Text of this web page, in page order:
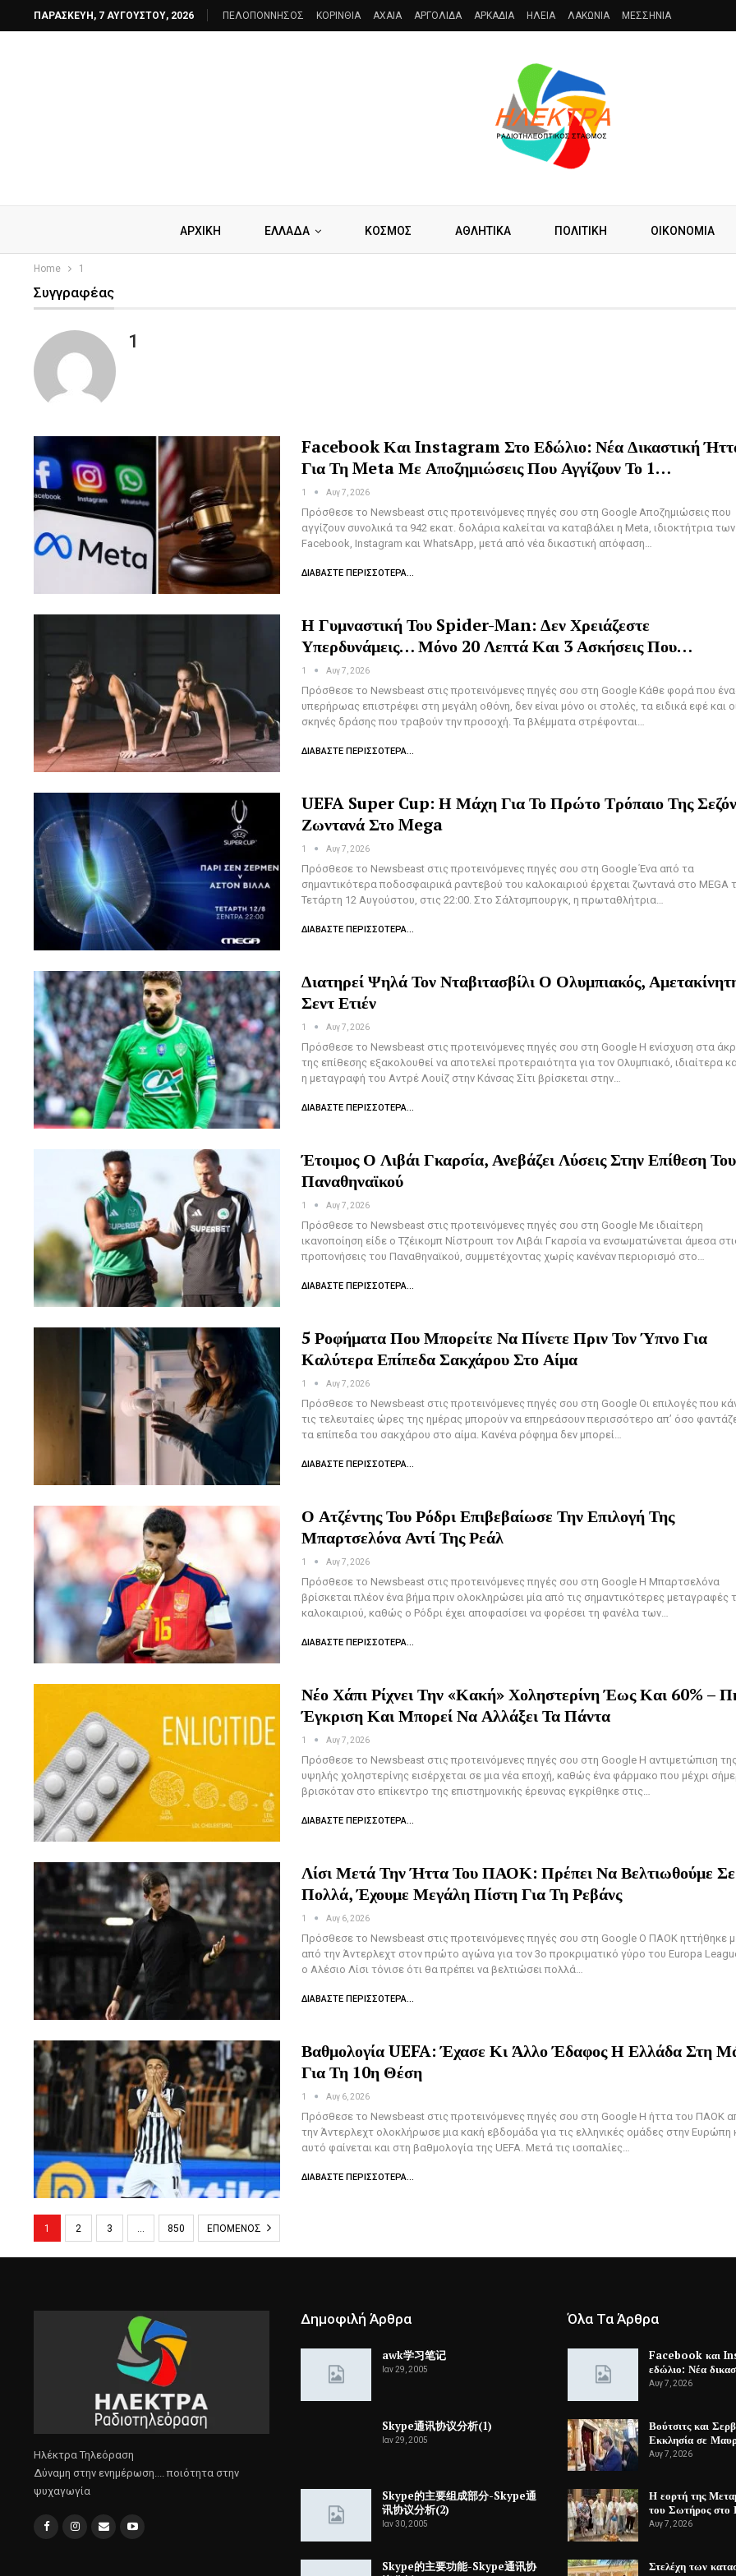
ΠΑΡΑΣΚΕΥΉ, 7 ΑΥΓΟΎΣΤΟΥ, 2026 ΠΕΛΟΠΟΝΝΗΣΟΣ ΚΟΡΙΝΘΙΑ AXAIA ΑΡΓΟΛΙΔΑ ΑΡΚΑΔΙΑ ΗΛΕΙΑ ΛΑΚΩΝΙΑ ΜΕΣΣΗΝΙΑ
ΑΡΧΙΚΗ ΕΛΛΑΔΑ ΚΟΣΜΟΣ ΑΘΛΗΤΙΚΑ ΠΟΛΙΤΙΚΗ ΟΙΚΟΝΟΜΙΑ
Home 1
Συγγραφέας
1
Facebook Και Instagram Στο Εδώλιο: Νέα Δικαστική
Για Τη Meta Με Αποζημιώσεις Που Αγγίζουν Το 1…
1 Αυγ 7, 2026
Πρόσθεσε το Newsbeast στις προτεινόμενες πηγές σου στη Google Αποζημιώσεις που
αγγίζουν συνολικά τα 942 εκατ. δολάρια καλείται να καταβάλει η Meta, ιδιοκτήτρια των
Facebook, Instagram και WhatsApp, μετά από νέα δικαστική απόφαση…
ΔΙΑΒΆΣΤΕ ΠΕΡΙΣΣΌΤΕΡΑ...
Η Γυμναστική Του Spider-Man: Δεν Χρειάζεστε
Υπερδυνάμεις… Μόνο 20 Λεπτά Και 3 Ασκήσεις Που…
1 Αυγ 7, 2026
Πρόσθεσε το Newsbeast στις προτεινόμενες πηγές σου στη Google Κάθε φορά που
υπερήρωας επιστρέφει στη μεγάλη οθόνη, δεν είναι μόνο οι στολές, τα ειδικά εφέ και
σκηνές δράσης που τραβούν την προσοχή. Τα βλέμματα στρέφονται…
ΔΙΑΒΆΣΤΕ ΠΕΡΙΣΣΌΤΕΡΑ...
UEFA Super Cup: Η Μάχη Για Το Πρώτο Τρόπαιο Της Σεζόν
Ζωντανά Στο Mega
1 Αυγ 7, 2026
Πρόσθεσε το Newsbeast στις προτεινόμενες πηγές σου στη Google Ένα από τα
σημαντικότερα ποδοσφαιρικά ραντεβού του καλοκαιριού έρχεται ζωντανά στο MEGA
Τετάρτη 12 Αυγούστου, στις 22:00. Στο Σάλτσμπουργκ, η πρωταθλήτρια…
ΔΙΑΒΆΣΤΕ ΠΕΡΙΣΣΌΤΕΡΑ...
Διατηρεί Ψηλά Τον Νταβιτασβίλι Ο Ολυμπιακός,
Σεντ Ετιέν
1 Αυγ 7, 2026
Πρόσθεσε το Newsbeast στις προτεινόμενες πηγές σου στη Google Η ενίσχυση στα
της επίθεσης εξακολουθεί να αποτελεί προτεραιότητα για τον Ολυμπιακό, ιδιαίτερα
η μεταγραφή του Αντρέ Λουίζ στην Κάνσας Σίτι βρίσκεται στην…
ΔΙΑΒΆΣΤΕ ΠΕΡΙΣΣΌΤΕΡΑ...
Έτοιμος Ο Λιβάι Γκαρσία, Ανεβάζει Λύσεις Στην Επίθεση Του
Παναθηναϊκού
1 Αυγ 7, 2026
Πρόσθεσε το Newsbeast στις προτεινόμενες πηγές σου στη Google Με ιδιαίτερη
ικανοποίηση είδε ο Τζέικομπ Νίστρουπ τον Λιβάι Γκαρσία να ενσωματώνεται άμεσα
προπονήσεις του Παναθηναϊκού, συμμετέχοντας χωρίς κανέναν περιορισμό στο…
ΔΙΑΒΆΣΤΕ ΠΕΡΙΣΣΌΤΕΡΑ...
5 Ροφήματα Που Μπορείτε Να Πίνετε Πριν Τον Ύπνο Για
Καλύτερα Επίπεδα Σακχάρου Στο Αίμα
1 Αυγ 7, 2026
Πρόσθεσε το Newsbeast στις προτεινόμενες πηγές σου στη Google Οι επιλογές που
τις τελευταίες ώρες της ημέρας μπορούν να επηρεάσουν περισσότερο απ’ όσο
τα επίπεδα του σακχάρου στο αίμα. Κανένα ρόφημα δεν μπορεί…
ΔΙΑΒΆΣΤΕ ΠΕΡΙΣΣΌΤΕΡΑ...
Ο Ατζέντης Του Ρόδρι Επιβεβαίωσε Την Επιλογή Της
Μπαρτσελόνα Αντί Της Ρεάλ
1 Αυγ 7, 2026
Πρόσθεσε το Newsbeast στις προτεινόμενες πηγές σου στη Google Η Μπαρτσελόνα
βρίσκεται πλέον ένα βήμα πριν ολοκληρώσει μία από τις σημαντικότερες μεταγραφές
καλοκαιριού, καθώς ο Ρόδρι έχει αποφασίσει να φορέσει τη φανέλα των…
ΔΙΑΒΆΣΤΕ ΠΕΡΙΣΣΌΤΕΡΑ...
Νέο Χάπι Ρίχνει Την «κακή» Χοληστερίνη Έως Και 60% –
Έγκριση Και Μπορεί Να Αλλάξει Τα Πάντα
1 Αυγ 7, 2026
Πρόσθεσε το Newsbeast στις προτεινόμενες πηγές σου στη Google Η αντιμετώπιση της
υψηλής χοληστερίνης εισέρχεται σε μια νέα εποχή, καθώς ένα φάρμακο που μέχρι
βρισκόταν στο επίκεντρο της επιστημονικής έρευνας εγκρίθηκε στις…
ΔΙΑΒΆΣΤΕ ΠΕΡΙΣΣΌΤΕΡΑ...
Λίσι Μετά Την Ήττα Του ΠΑΟΚ: Πρέπει Να Βελτιωθούμε Σε
Πολλά, Έχουμε Μεγάλη Πίστη Για Τη Ρεβάνς
1 Αυγ 6, 2026
Πρόσθεσε το Newsbeast στις προτεινόμενες πηγές σου στη Google Ο ΠΑΟΚ ηττήθηκε
από την Άντερλεχτ στον πρώτο αγώνα για τον 3ο προκριματικό γύρο του Europa
ο Αλέσιο Λίσι τόνισε ότι θα πρέπει να βελτιώσει πολλά…
ΔΙΑΒΆΣΤΕ ΠΕΡΙΣΣΌΤΕΡΑ...
Βαθμολογία UEFA: Έχασε Κι Άλλο Έδαφος Η Ελλάδα Στη
Για Τη 10η Θέση
1 Αυγ 6, 2026
Πρόσθεσε το Newsbeast στις προτεινόμενες πηγές σου στη Google Η ήττα του ΠΑΟΚ
την Άντερλεχτ ολοκλήρωσε μια κακή εβδομάδα για τις ελληνικές ομάδες στην Ευρώπη
αυτό φαίνεται και στη βαθμολογία της UEFA. Μετά τις ισοπαλίες…
ΔΙΑΒΆΣΤΕ ΠΕΡΙΣΣΌΤΕΡΑ...
1 2 3 … 850 ΕΠΌΜΕΝΟΣ
Ηλέκτρα Τηλεόραση
Δύναμη στην ενημέρωση.... ποιότητα στην
ψυχαγωγία
Δημοφιλή Άρθρα
awk学习笔记
Ιαν 29, 2005
Skype通讯协议分析(1)
Ιαν 29, 2005
Skype的主要组成部分-Skype通
讯协议分析(2)
Ιαν 30, 2005
Skype的主要功能-Skype通讯协
Όλα Τα Άρθρα
Facebook και
εδώλιο: Νέα
Αυγ 7, 2026
Βούτσιτς και
Εκκλησία σε
Αυγ 7, 2026
Η εορτή της
του Σωτήρος στο
Αυγ 7, 2026
Στελέχη των